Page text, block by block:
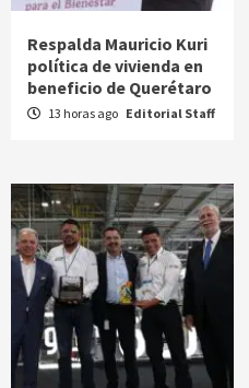
Respalda Mauricio Kuri
política de vivienda en
beneficio de Querétaro
13 horas ago Editorial Staff